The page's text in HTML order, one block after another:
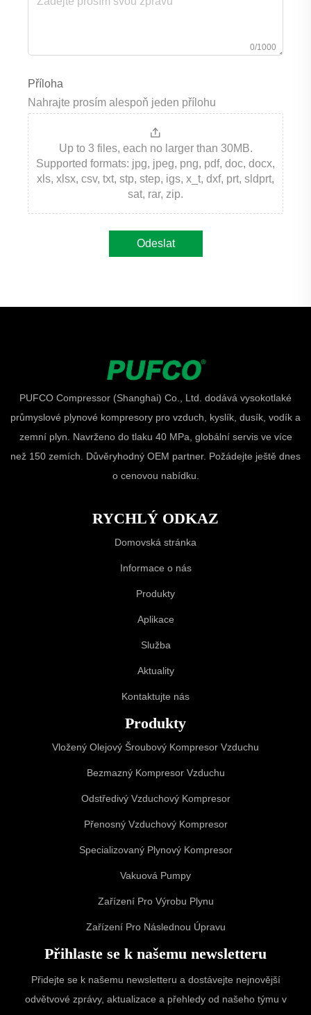
0/1000
Příloha
Nahrajte prosím alespoň jeden přílohu
Up to 3 files, each no larger than 30MB.
Supported formats: jpg, jpeg, png, pdf, doc, docx,
xls, xlsx, csv, txt, stp, step, igs, x_t, dxf, prt, sldprt,
sat, rar, zip.
Odeslat
PUFCO Compressor (Shanghai) Co., Ltd. dodává vysokotlaké
průmyslové plynové kompresory pro vzduch, kyslík, dusík, vodík a
zemní plyn. Navrženo do tlaku 40 MPa, globální servis ve více
než 150 zemích. Důvěryhodný OEM partner. Požádejte ještě dnes
o cenovou nabídku.
RYCHLÝ ODKAZ
Domovská stránka
Informace o nás
Produkty
Aplikace
Služba
Aktuality
Kontaktujte nás
Produkty
Vložený Olejový Šroubový Kompresor Vzduchu
Bezmazný Kompresor Vzduchu
Odstředivý Vzduchový Kompresor
Přenosný Vzduchový Kompresor
Specializovaný Plynový Kompresor
Vakuová Pumpy
Zařízení Pro Výrobu Plynu
Zařízení Pro Následnou Úpravu
Přihlaste se k našemu newsletteru
Přidejte se k našemu newsletteru a dostávejte nejnovější
odvětvové zprávy, aktualizace a přehledy od našeho týmu v